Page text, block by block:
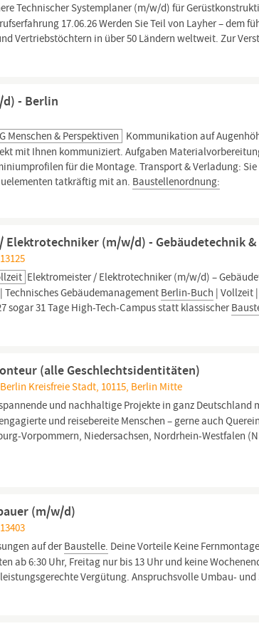
Technischer Systemplaner (m/w/d) für
17.06.26 Werden Sie Teil von Layher – dem
Vertriebstöchtern in über 50 Ländern weltweit. Zur
- Berlin
Menschen & Perspektiven Kommunikation auf
mit Ihnen kommuniziert. Aufgaben
für die Montage. Transport & Verladung:
tatkräftig mit an. Baustellenordnung:
Elektrotechniker (m/w/d) - Gebäudetechnik
Elektromeister / Elektrotechniker (m/w/d) –
GebäudemanagementBerlin-Buch | Vollzeit
sogar 31 Tage High-Tech-Campus statt klassischer
(alle Geschlechtsidentitäten)
Kreisfreie Stadt, 10115, Berlin Mitte
und nachhaltige Projekte in ganz Deutschland
und reisebereite Menschen – gerne auch
Vorpommern, Niedersachsen, Nordrhein-Westfalen
(m/w/d)
auf derBaustelle. Deine Vorteile Keine
ab 6:30 Uhr, Freitag nur bis 13 Uhr und keine
Vergütung. Anspruchsvolle Umbau-